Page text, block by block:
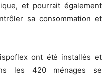
et pourrait également
sa consommation et
ont été installés et
les 420 ménages se